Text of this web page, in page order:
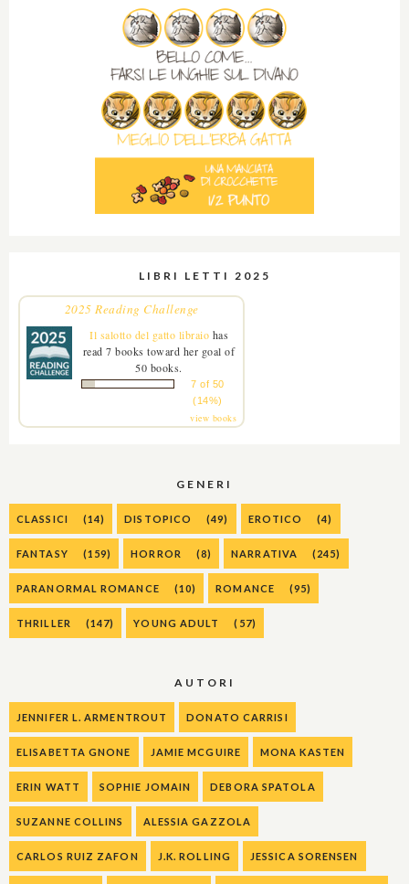
LIBRI LETTI 2025
2025 Reading Challenge
Il salotto del gatto libraio has
read 7 books toward her goal of
50 books.
7 of 50
(14%)
view books
GENERI
CLASSICI (14) DISTOPICO (49) EROTICO (4)
FANTASY (159) HORROR (8) NARRATIVA (245)
PARANORMAL ROMANCE (10) ROMANCE (95)
THRILLER (147) YOUNG ADULT (57)
AUTORI
JENNIFER L. ARMENTROUT DONATO CARRISI
ELISABETTA GNONE JAMIE MCGUIRE MONA KASTEN
ERIN WATT SOPHIE JOMAIN DEBORA SPATOLA
SUZANNE COLLINS ALESSIA GAZZOLA
CARLOS RUIZ ZAFON J.K. ROLLING JESSICA SORENSEN